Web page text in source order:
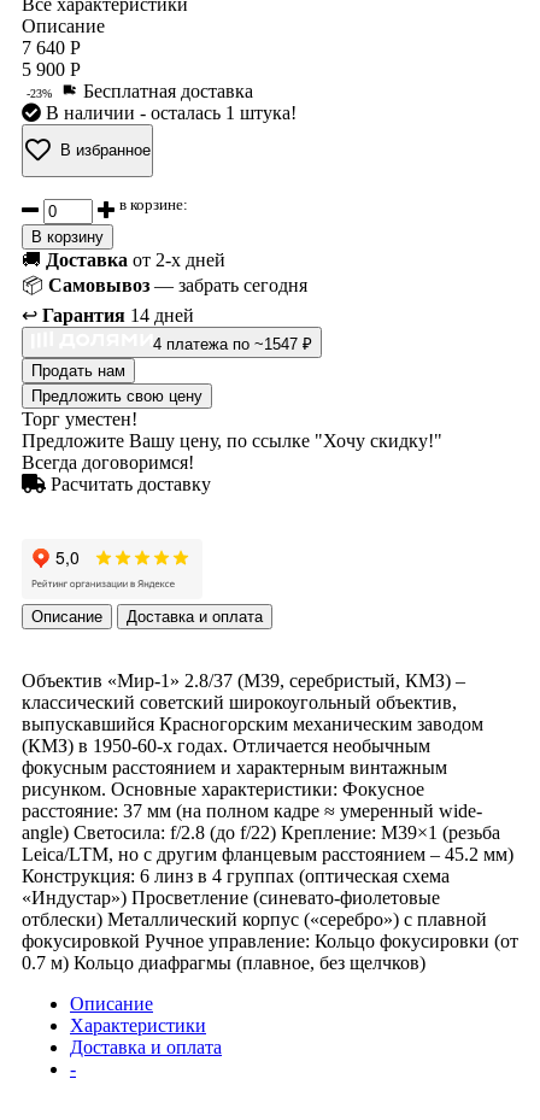
Описание
7 640 Р
5 900 Р
-23%
Бесплатная доставка
В наличии - осталась 1 штука!
В избранное
в корзине:
В корзину
🚚 Доставка от 2-х дней
📦 Самовывоз — забрать сегодня
↩️ Гарантия 14 дней
4 платежа по ~1547 ₽
Продать нам
Предложить свою цену
Торг уместен!
Предложите Вашу цену, по ссылке "Хочу скидку!"
Всегда договоримся!
Расчитать доставку
Описание Доставка и оплата
Объектив «Мир-1» 2.8/37 (М39, серебристый, КМЗ) –
классический советский широкоугольный объектив,
выпускавшийся Красногорским механическим заводом
(КМЗ) в 1950-60-х годах. Отличается необычным
фокусным расстоянием и характерным винтажным
рисунком. Основные характеристики: Фокусное
расстояние: 37 мм (на полном кадре ≈ умеренный wide-
angle) Светосила: f/2.8 (до f/22) Крепление: M39×1 (резьба
Leica/LTM, но с другим фланцевым расстоянием – 45.2 мм)
Конструкция: 6 линз в 4 группах (оптическая схема
«Индустар») Просветление (синевато-фиолетовые
отблески) Металлический корпус («серебро») с плавной
фокусировкой Ручное управление: Кольцо фокусировки (от
0.7 м) Кольцо диафрагмы (плавное, без щелчков)
Описание
Характеристики
Доставка и оплата
-